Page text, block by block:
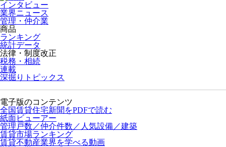
インタビュー
業界ニュース
管理・仲介業
商品
ランキング
統計データ
法律・制度改正
税務・相続
連載
深掘りトピックス
電子版のコンテンツ
全国賃貸住宅新聞をPDFで読む
紙面ビューアー
管理戸数／仲介件数／人気設備／建築
賃貸市場ランキング
賃貸不動産業界を学べる動画